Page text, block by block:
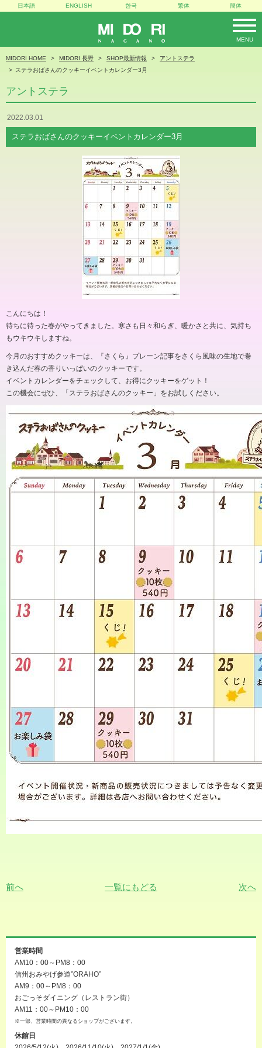
MIDORI
MENU
日本語 ENGLISH 한국 繁体 簡体
MIDORI HOME MIDORI 長野 SHOP最新情報
アントステラ
ステラおばさんのクッキーイベントカレンダー3月
アントステラ
2022.03.01
ステラおばさんのクッキーイベントカレンダー3月
こんにちは！
待ちに待った春がやってきました。寒さも日々和らぎ、暖かさと共に、気持ち
もウキウキしますね。
今月のおすすめクッキーは、『さくら』プレーン記事をさくら風味の生地で巻
き込んだ春の香りいっぱいのクッキーです。
イベントカレンダーをチェックして、お得にクッキーをゲット！
この機会にぜひ、「ステラおばさんのクッキー」をお試しください。
前へ 一覧にもどる 次へ
営業時間
AM10：00～PM8：00
信州おみやげ参道”ORAHO”
AM9：00～PM8：00
おごっそダイニング（レストラン街）
AM11：00～PM10：00
※一部、営業時間の異なるショップがございます。
休館日